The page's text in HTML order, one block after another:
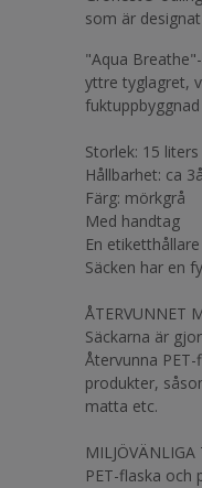
som är
"Aqua
yttre tyglagret,
Storlek: 15
Hållbarhet: ca
Färg: mörkgrå
Med handtag
En etiketthållare
Säcken har en
ÅTERVUNNET
Säckarna är
Återvunna
produkter,
matta etc.
MILJÖVÄNLIGA
PET-flaska